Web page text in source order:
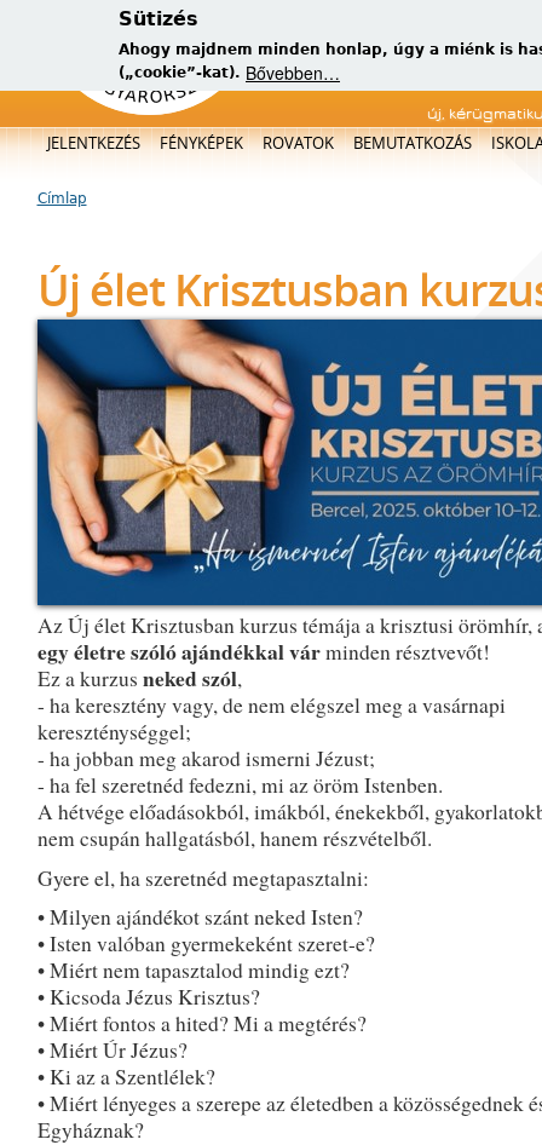
Sütizés
Ahogy majdnem minden honlap, úgy a miénk is
(„cookie”-kat). Bővebben…
új,
Főmenü
JELENTKEZÉS FÉNYKÉPEK ROVATOK BEMUTATKOZÁS
Jelenlegi hely
Címlap
Új élet Krisztusban
Az Új élet Krisztusban kurzus témája a krisztusi örömhír,
egy életre szóló ajándékkal várminden résztvevőt!
Ez a kurzus neked szól,
- ha keresztény vagy, de nem elégszel meg a vasárnapi
kereszténységgel;
- ha jobban meg akarod ismerni Jézust;
- ha fel szeretnéd fedezni, mi az öröm Istenben.
A hétvége előadásokból, imákból, énekekből,
nem csupán hallgatásból, hanem részvételből.
Gyere el, ha szeretnéd megtapasztalni:
• Milyen ajándékot szánt neked Isten?
• Isten valóban gyermekeként szeret-e?
• Miért nem tapasztalod mindig ezt?
• Kicsoda Jézus Krisztus?
• Miért fontos a hited? Mi a megtérés?
• Miért Úr Jézus?
• Ki az a Szentlélek?
• Miért lényeges a szerepe az életedben a közösségednek
Egyháznak?